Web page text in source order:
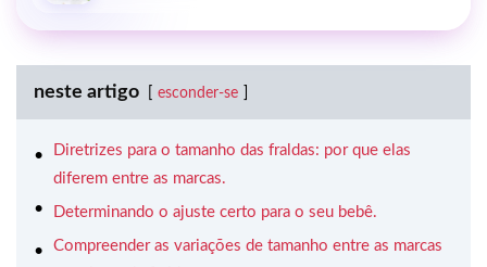
neste artigo esconder-se
Diretrizes para o tamanho das fraldas: por que elas
diferem entre as marcas.
Determinando o ajuste certo para o seu bebê.
Compreender as variações de tamanho entre as marcas